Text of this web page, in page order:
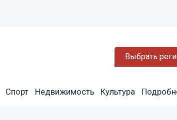
Выбрать
Спорт Недвижимость Культура